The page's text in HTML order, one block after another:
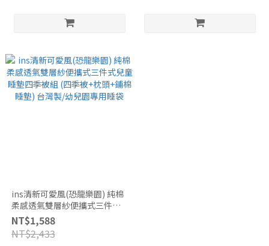
ins清新可愛風(恐龍樂園) 純棉
柔感透氣雙層紗便攜式三件式
兒童睡墊四季被組 (四季被+枕
頭+鋪棉睡墊) 台灣製/幼兒園專
用睡袋
NT$1,588
NT$2,433